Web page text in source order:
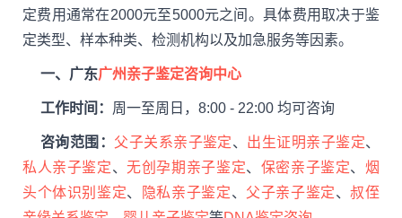
定费用通常在2000元至5000元之间。具体费用取决于鉴
定类型、样本种类、检测机构以及加急服务等因素。
一、广东广州亲子鉴定咨询中心
工作时间： 周一至周日，8:00 - 22:00 均可咨询
咨询范围： 父子关系亲子鉴定、 出生证明亲子鉴定、
私人亲子鉴定、无创孕期亲子鉴定、 保密亲子鉴定、烟
头个体识别鉴定、 隐私亲子鉴定、 父子亲子鉴定、叔侄